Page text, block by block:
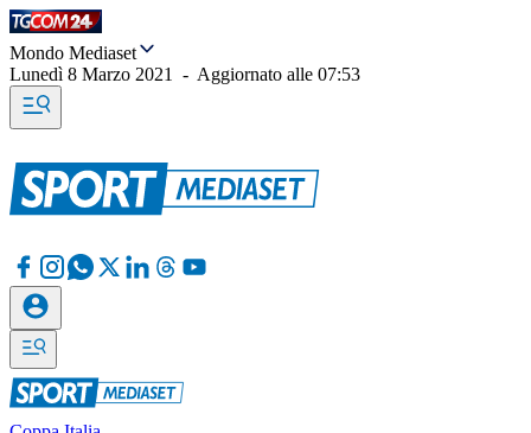
Mondo Mediaset
Lunedì 8 Marzo 2021
- Aggiornato alle 07:53